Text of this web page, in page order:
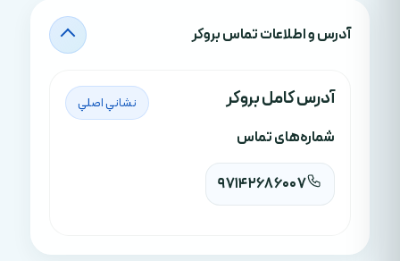
آدرس‌ و اطلاعات تماس بروکر
آدرس کامل بروکر نشاني اصلي
شماره‌های تماس
97142686007